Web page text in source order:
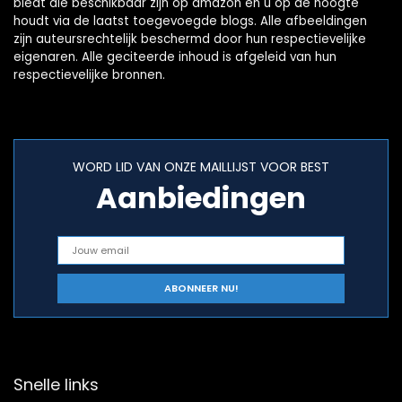
houdt via de laatst toegevoegde blogs. Alle afbeeldingen
zijn auteursrechtelijk beschermd door hun respectievelijke
eigenaren. Alle geciteerde inhoud is afgeleid van hun
respectievelijke bronnen.
WORD LID VAN ONZE MAILLIJST VOOR BEST
Aanbiedingen
Snelle links